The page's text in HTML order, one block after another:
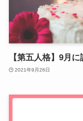
【第五人格】9月
2021年9月26日